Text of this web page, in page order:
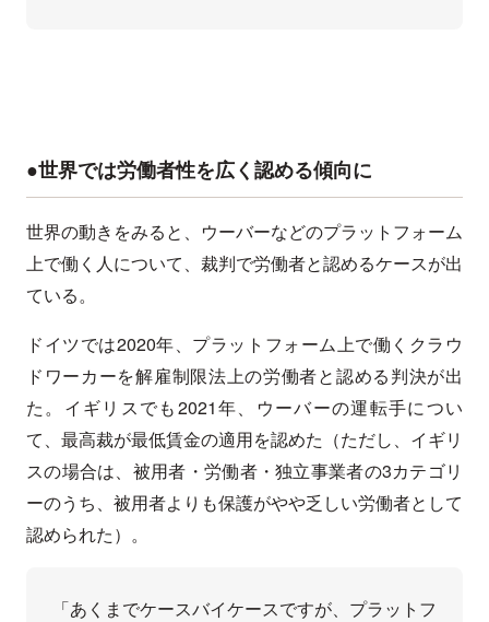
●世界では労働者性を広く認める傾向に
世界の動きをみると、ウーバーなどのプラットフォーム
上で働く人について、裁判で労働者と認めるケースが出
ている。
ドイツでは2020年、プラットフォーム上で働くクラウ
ドワーカーを解雇制限法上の労働者と認める判決が出
た。イギリスでも2021年、ウーバーの運転手につい
て、最高裁が最低賃金の適用を認めた（ただし、イギリ
スの場合は、被用者・労働者・独立事業者の3カテゴリ
ーのうち、被用者よりも保護がやや乏しい労働者として
認められた）。
「あくまでケースバイケースですが、プラットフ